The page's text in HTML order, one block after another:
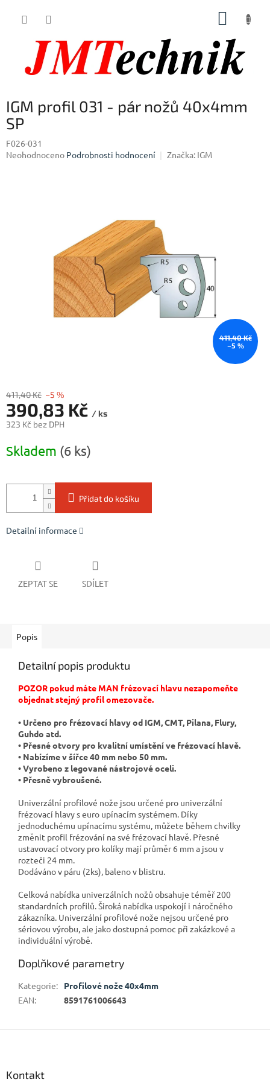
IGM profil 031 - pár nožů 40x4mm
SP
F026-031
Průměrné
Neohodnoceno Podrobnosti hodnocení Značka: IGM
411,40 Kč
–5 %
411,40 Kč –5 %
390,83 Kč / ks
323 Kč bez DPH
cena:
Skladem (6 ks)
Přidat do košíku
Detailní informace
ZEPTAT SE SDÍLET
Popis
Detailní popis produktu
POZOR pokud máte MAN frézovací hlavu nezapomeňte
objednat stejný profil omezovače.
• Určeno pro frézovací hlavy od IGM, CMT, Pilana, Flury,
Guhdo atd.
• Přesné otvory pro kvalitní umístění ve frézovací hlavě.
• Nabízíme v šířce 40 mm nebo 50 mm.
• Vyrobeno z legované nástrojové oceli.
• Přesně vybroušené.
Univerzální profilové nože jsou určené pro univerzální
frézovací hlavy s euro upínacím systémem. Díky
jednoduchému upínacímu systému, můžete během chvilky
změnit profil frézování na své frézovací hlavě. Přesné
ustavovací otvory pro kolíky mají průměr 6 mm a jsou v
rozteči 24 mm.
Dodáváno v páru (2ks), baleno v blistru.
Celková nabídka univerzálních nožů obsahuje téměř 200
standardních profilů. Široká nabídka uspokojí i náročného
zákazníka. Univerzální profilové nože nejsou určené pro
sériovou výrobu, ale jako dostupná pomoc při zakázkové a
individuální výrobě.
Doplňkové parametry
Kategorie:
Profilové nože 40x4mm
EAN: 8591761006643
Kontakt